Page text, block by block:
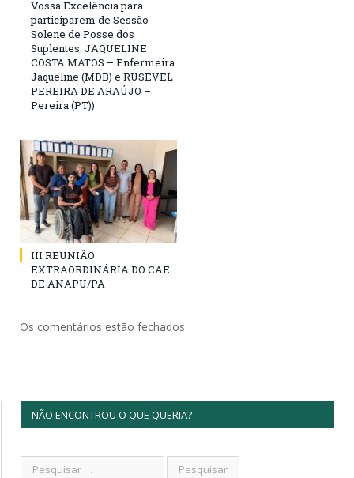
Vossa Excelência para
participarem de Sessão
Solene de Posse dos
Suplentes: JAQUELINE
COSTA MATOS – Enfermeira
Jaqueline (MDB) e RUSEVEL
PEREIRA DE ARAÚJO –
Pereira (PT))
III REUNIÃO
EXTRAORDINÁRIA DO CAE
DE ANAPU/PA
Os comentários estão fechados.
NÃO ENCONTROU O QUE QUERIA?